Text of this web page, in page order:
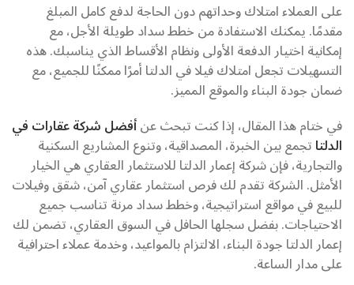
على العملاء امتلاك وحداتهم دون الحاجة لدفع كامل المبلغ
مقدمًا. يمكنك الاستفادة من خطط سداد طويلة الأجل، مع
إمكانية اختيار الدفعة الأولى ونظام الأقساط الذي يناسبك. هذه
التسهيلات تجعل امتلاك فيلا في الدلتا أمرًا ممكنًا للجميع، مع
ضمان جودة البناء والموقع المميز.
في ختام هذا المقال، إذا كنت تبحث عنأفضل شركة عقارات في
الدلتاتجمع بين الخبرة، المصداقية، وتنوع المشاريع السكنية
والتجارية، فإن شركة إعمار الدلتا للاستثمار العقاري هي الخيار
الأمثل. الشركة تقدم لك فرص استثمار عقاري آمن، شقق وفيلات
للبيع في مواقع استراتيجية، وخطط سداد مرنة تناسب جميع
الاحتياجات. بفضل سجلها الحافل في السوق العقاري، تضمن لك
إعمار الدلتا جودة البناء، الالتزام بالمواعيد، وخدمة عملاء احترافية
على مدار الساعة.